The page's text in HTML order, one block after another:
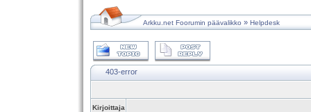
Arkku.net Foorumin päävalikko » Helpdesk
403-error
Kirjoittaja